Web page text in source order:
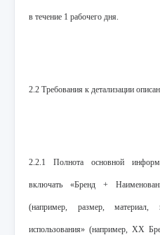
в течение 1 рабочего дня.
2.2 Требования к детализации
2.2.1 Полнота основной
включать «Бренд +
(например, размер,
использования» (например, ХХ